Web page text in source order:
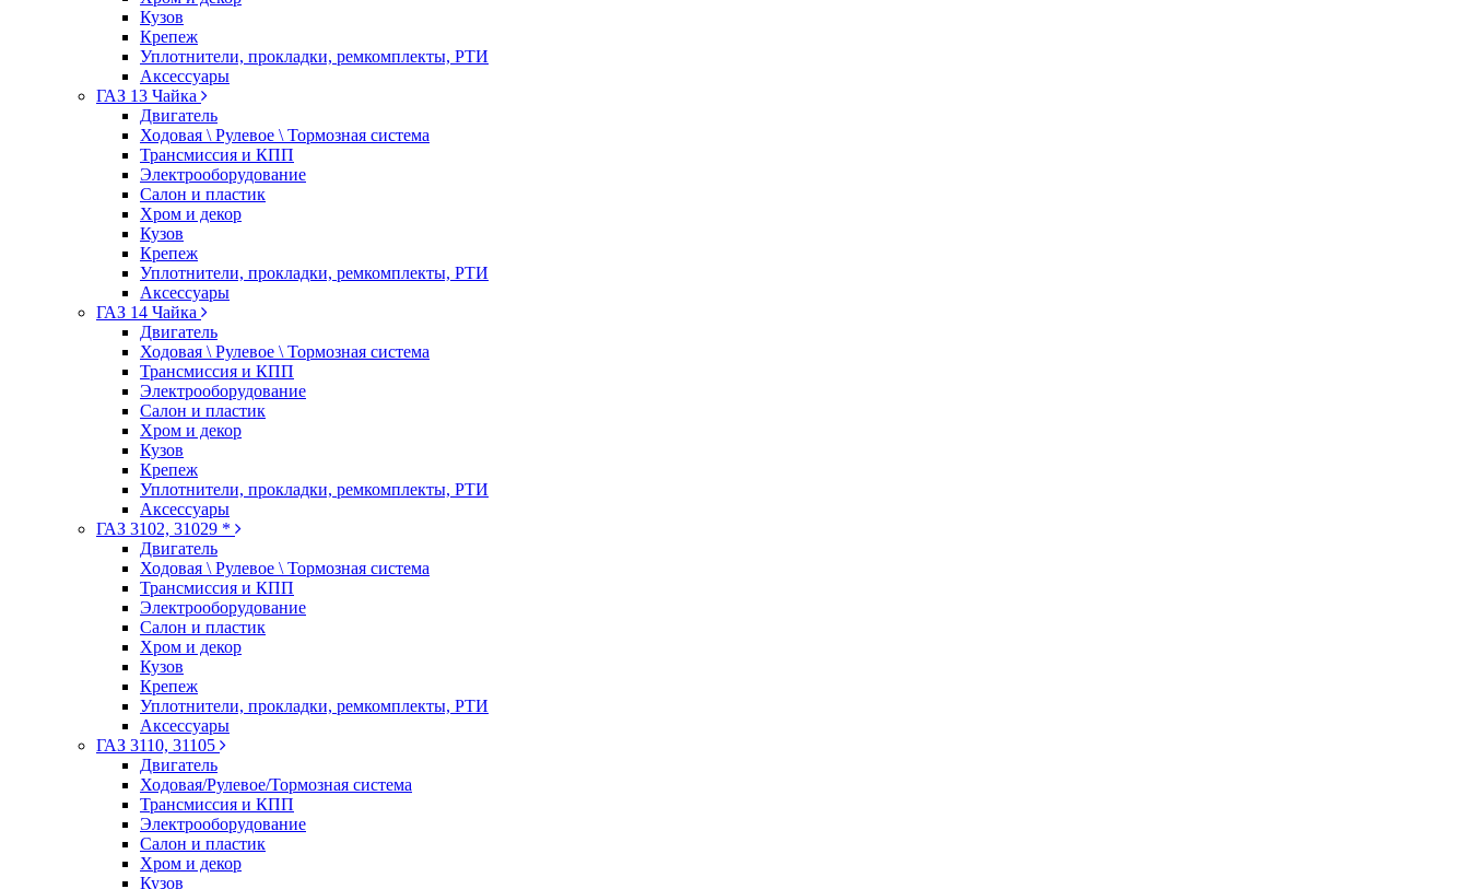
Кузов
Крепеж
Уплотнители, прокладки, ремкомплекты, РТИ
Аксессуары
ГАЗ 13 Чайка
Двигатель
Ходовая \ Рулевое \ Тормозная система
Трансмиссия и КПП
Электрооборудование
Салон и пластик
Хром и декор
Кузов
Крепеж
Уплотнители, прокладки, ремкомплекты, РТИ
Аксессуары
ГАЗ 14 Чайка
Двигатель
Ходовая \ Рулевое \ Тормозная система
Трансмиссия и КПП
Электрооборудование
Салон и пластик
Хром и декор
Кузов
Крепеж
Уплотнители, прокладки, ремкомплекты, РТИ
Аксессуары
ГАЗ 3102, 31029 *
Двигатель
Ходовая \ Рулевое \ Тормозная система
Трансмиссия и КПП
Электрооборудование
Салон и пластик
Хром и декор
Кузов
Крепеж
Уплотнители, прокладки, ремкомплекты, РТИ
Аксессуары
ГАЗ 3110, 31105
Двигатель
Ходовая/Рулевое/Тормозная система
Трансмиссия и КПП
Электрооборудование
Салон и пластик
Хром и декор
Кузов